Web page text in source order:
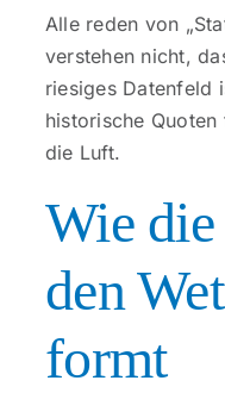
Kontakt
Alle reden von
verstehen nicht,
riesiges Datenfeld
historische
die Luft.
Wie
den
formt